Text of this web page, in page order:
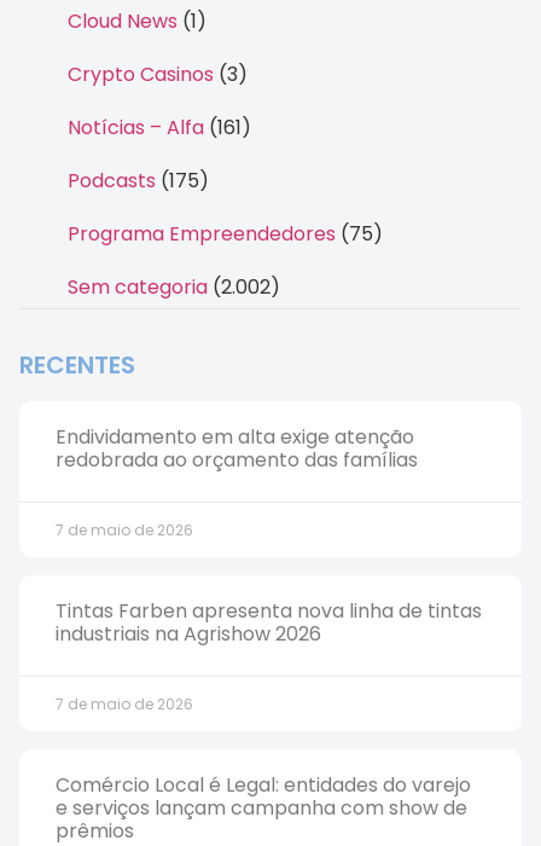
Cloud News (1)
Crypto Casinos (3)
Notícias – Alfa (161)
Podcasts (175)
Programa Empreendedores (75)
Sem categoria (2.002)
RECENTES
Endividamento em alta exige atenção
redobrada ao orçamento das famílias
7 de maio de 2026
Tintas Farben apresenta nova linha de tintas
industriais na Agrishow 2026
7 de maio de 2026
Comércio Local é Legal: entidades do varejo
e serviços lançam campanha com show de
prêmios